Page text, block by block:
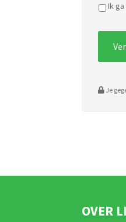
Ik
Je
OVER